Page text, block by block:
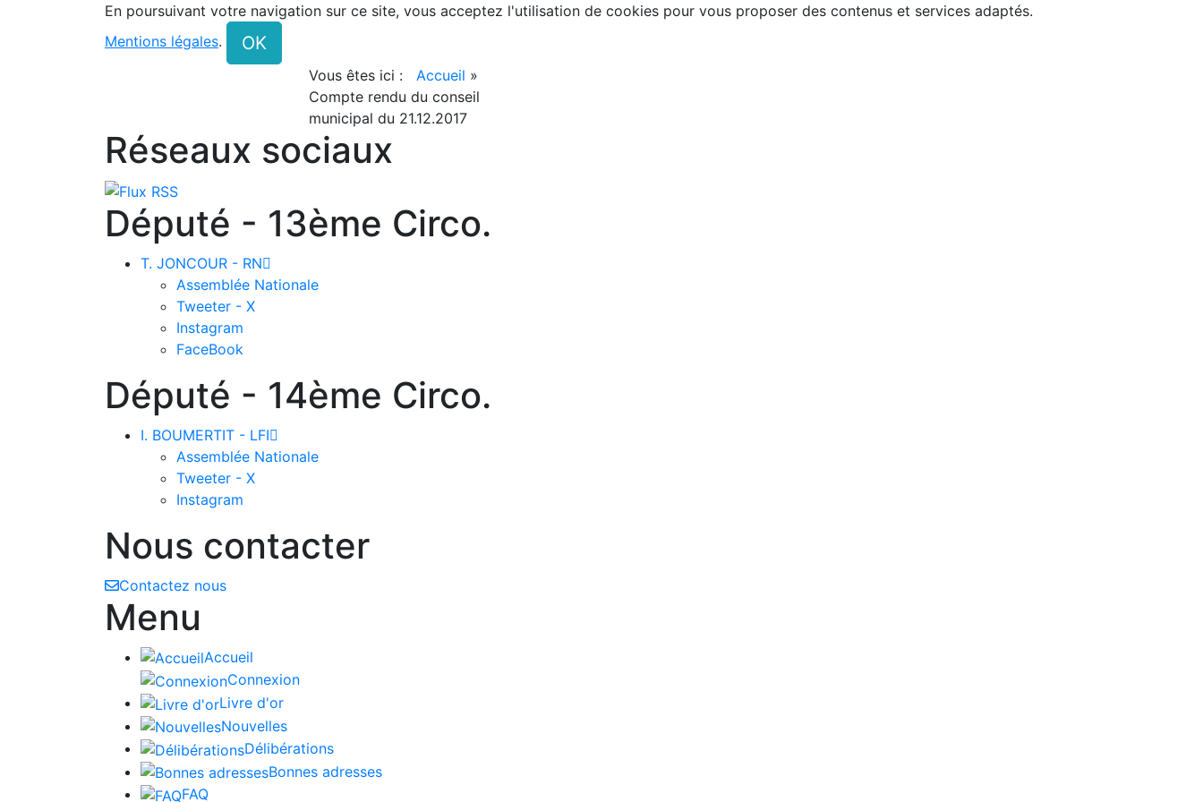
En poursuivant votre navigation sur ce site, vous acceptez l'utilisation de cookies pour vous proposer des contenus et services adaptés.
Mentions légales. OK
Vous êtes ici : Accueil »
Compte rendu du conseil
municipal du 21.12.2017
Réseaux sociaux
Député - 13ème Circo.
T. JONCOUR - RN
Assemblée Nationale
Tweeter - X
Instagram
FaceBook
Député - 14ème Circo.
I. BOUMERTIT - LFI
Assemblée Nationale
Tweeter - X
Instagram
Nous contacter
Contactez nous
Menu
Accueil
Connexion
Livre d'or
Nouvelles
Délibérations
Bonnes adresses
FAQ